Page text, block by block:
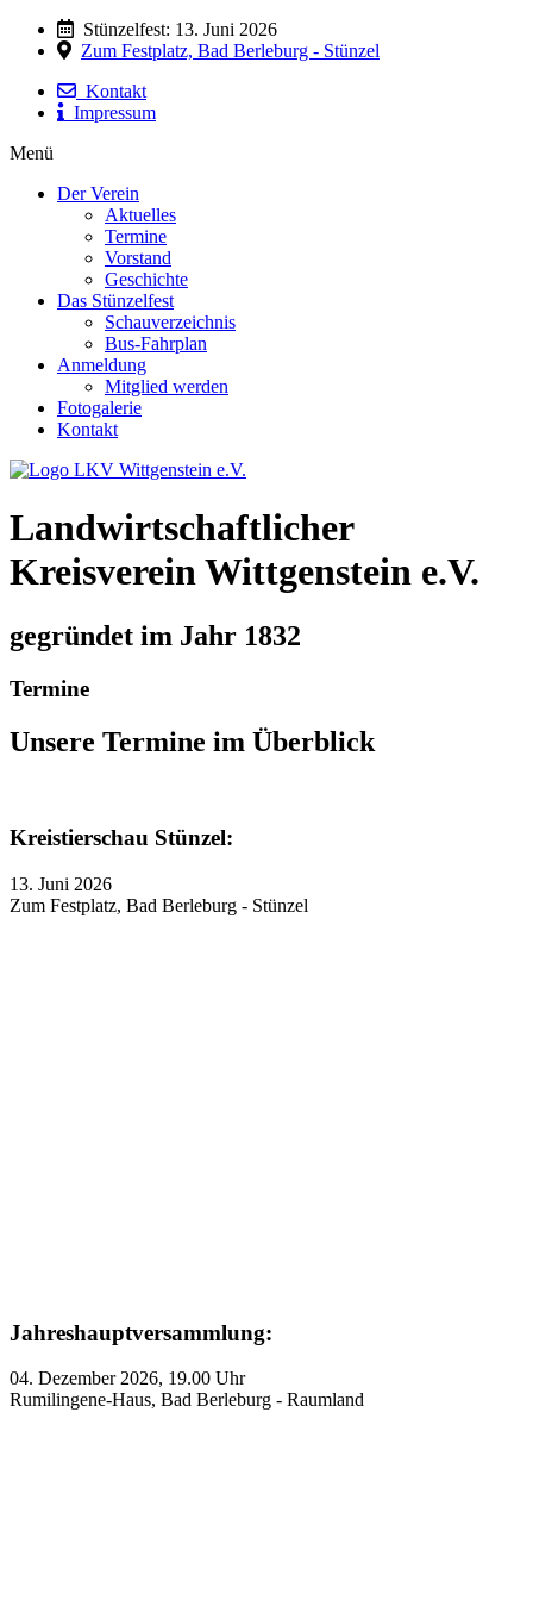
Stünzelfest: 13. Juni 2026
Zum Festplatz, Bad Berleburg - Stünzel
Kontakt
Impressum
Menü
Der Verein
Aktuelles
Termine
Vorstand
Geschichte
Das Stünzelfest
Schauverzeichnis
Bus-Fahrplan
Anmeldung
Mitglied werden
Fotogalerie
Kontakt
Landwirtschaftlicher
Kreisverein Wittgenstein e.V.
gegründet im Jahr 1832
Termine
Unsere Termine im Überblick
Kreistierschau Stünzel:
13. Juni 2026
Zum Festplatz, Bad Berleburg - Stünzel
Jahreshauptversammlung:
04. Dezember 2026, 19.00 Uhr
Rumilingene-Haus, Bad Berleburg - Raumland